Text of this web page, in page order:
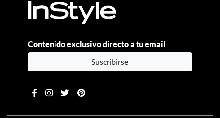
Contenido exclusivo directo a tu email
Suscribirse